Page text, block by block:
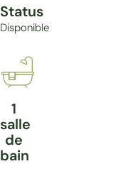
Status
Disponible
1
salle
de
bain